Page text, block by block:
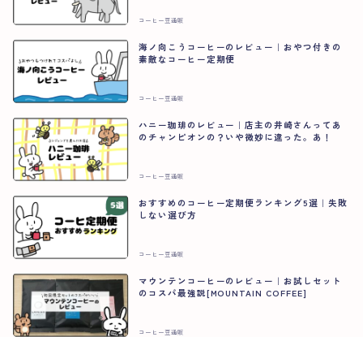
コーヒー豆通販
海ノ向こうコーヒーのレビュー｜おやつ付きの
素敵なコーヒー定期便
コーヒー豆通販
ハニー珈琲のレビュー｜店主の井崎さんってあ
のチャンピオンの？いや微妙に違った。あ！
コーヒー豆通販
おすすめのコーヒー定期便ランキング5選｜失敗
しない選び方
コーヒー豆通販
マウンテンコーヒーのレビュー｜お試しセット
のコスパ最強説[MOUNTAIN COFFEE]
コーヒー豆通販